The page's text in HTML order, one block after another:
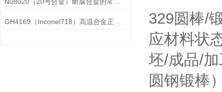
329圆棒/
应材料状
坯/成品/
圆钢锻棒